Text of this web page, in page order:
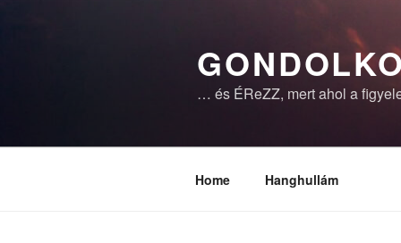
… és ÉReZZ, mert ahol a
Home Hanghullám